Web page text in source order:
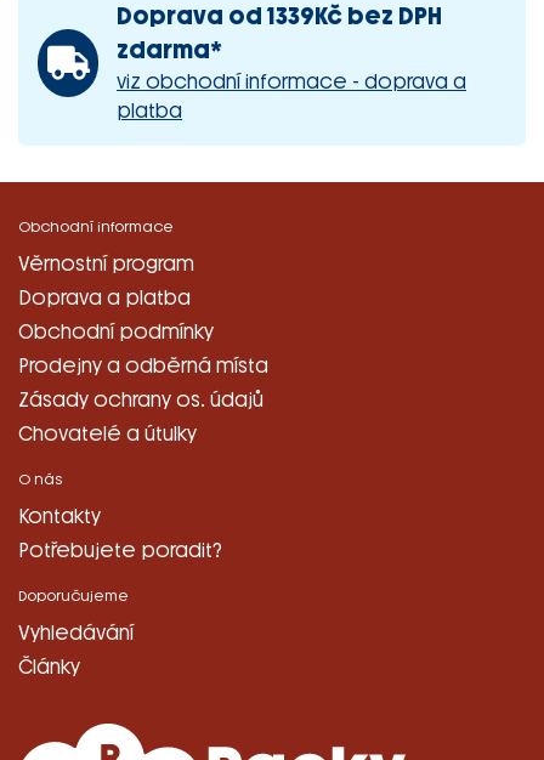
Doprava od 1339Kč bez DPH
zdarma*
viz obchodní informace - doprava a
platba
Obchodní informace
Věrnostní program
Doprava a platba
Obchodní podmínky
Prodejny a odběrná místa
Zásady ochrany os. údajů
Chovatelé a útulky
O nás
Kontakty
Potřebujete poradit?
Doporučujeme
Vyhledávání
Články